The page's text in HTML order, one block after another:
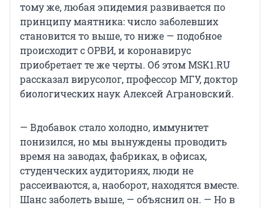
тому же, любая эпидемия развивается по
принципу маятника: число заболевших
становится то выше, то ниже — подобное
происходит с ОРВИ, и коронавирус
приобретает те же черты. Об этом MSK1.RU
рассказал вирусолог, профессор МГУ, доктор
биологических наук Алексей Аграновский.
— Вдобавок стало холодно, иммунитет
понизился, но мы вынуждены проводить
время на заводах, фабриках, в офисах,
студенческих аудиториях, люди не
рассеиваются, а, наоборот, находятся вместе.
Шанс заболеть выше, — объяснил он. — Но в